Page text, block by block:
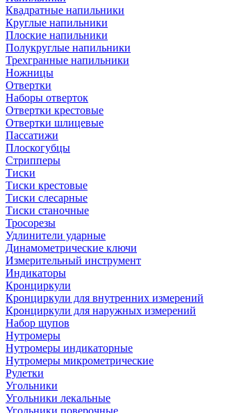
Квадратные напильники
Круглые напильники
Плоские напильники
Полукруглые напильники
Трехгранные напильники
Ножницы
Отвертки
Наборы отверток
Отвертки крестовые
Отвертки шлицевые
Пассатижи
Плоскогубцы
Стрипперы
Тиски
Тиски крестовые
Тиски слесарные
Тиски станочные
Тросорезы
Удлинители ударные
Динамометрические ключи
Измерительный инструмент
Индикаторы
Кронциркули
Кронциркули для внутренних измерений
Кронциркули для наружных измерений
Набор щупов
Нутромеры
Нутромеры индикаторные
Нутромеры микрометрические
Рулетки
Угольники
Угольники лекальные
Угольники поверочные